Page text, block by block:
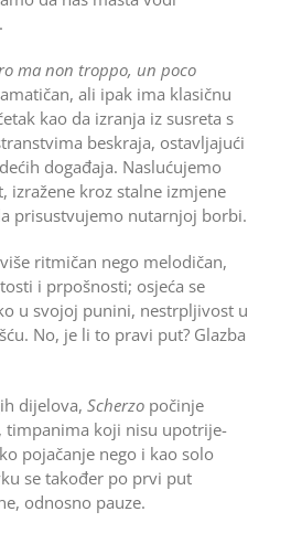
ma non troppo, un poco
ali ipak ima klasičnu
kao da izranja iz susreta s
beskraja, ostavljajući
događaja. Naslućujemo
izražene kroz stalne izmjene
prisustvujemo nutarnjoj borbi.
ritmičan nego melodičan,
i prpošnosti; osjeća se
u svojoj punini, nestrpljivost u
No, je li to pravi put? Glazba
dijelova, Scherzo počinje
timpanima koji nisu upotrije-
pojačanje nego i kao solo
se također po prvi put
odnosno pauze.